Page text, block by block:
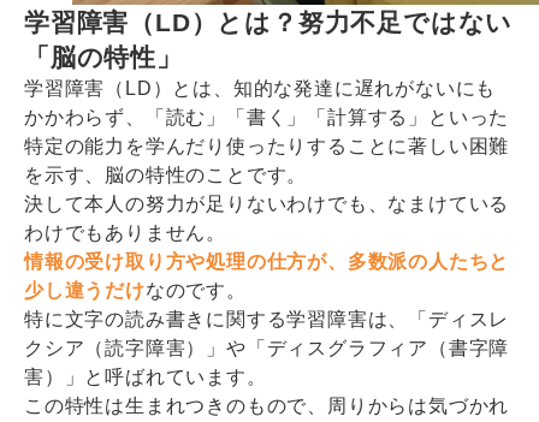
学習障害（LD）とは？努力不足ではない
「脳の特性」
学習障害（LD）とは、知的な発達に遅れがないにも
かかわらず、「読む」「書く」「計算する」といった
特定の能力を学んだり使ったりすることに著しい困難
を示す、脳の特性のことです。
決して本人の努力が足りないわけでも、なまけている
わけでもありません。
情報の受け取り方や処理の仕方が、多数派の人たちと
少し違うだけなのです。
特に文字の読み書きに関する学習障害は、「ディスレ
クシア（読字障害）」や「ディスグラフィア（書字障
害）」と呼ばれています。
この特性は生まれつきのもので、周りからは気づかれ